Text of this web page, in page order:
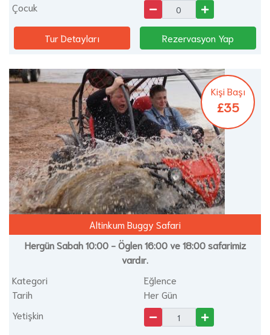
Çocuk
Tur Detayları Rezervasyon Yap
Altinkum Buggy Safari
Hergün Sabah 10:00 - Öglen 16:00 ve 18:00 safarimiz
vardır.
Kişi Başı
£35
Kategori
Eğlence
Tarih
Her Gün
Yetişkin